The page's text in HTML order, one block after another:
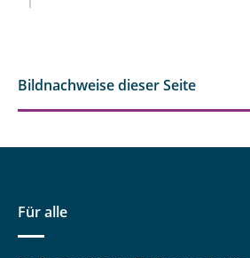
Bildnachweise dieser Seite
Für alle